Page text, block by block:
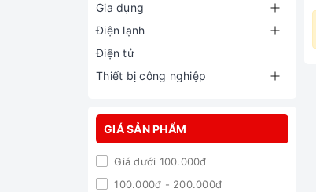
Gia dụng
Điện lạnh
Điện tử
Thiết bị công nghiệp
GIÁ SẢN PHẨM
Giá dưới 100.000đ
100.000đ - 200.000đ